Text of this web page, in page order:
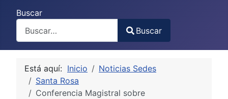
Buscar
Type 2 or more characters for results.
Buscar
Está aquí: Inicio
Noticias Sedes
Santa Rosa
Conferencia Magistral sobre